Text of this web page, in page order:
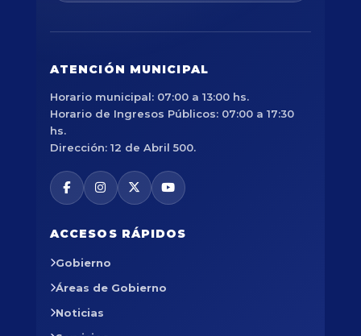
ATENCIÓN MUNICIPAL
Horario municipal: 07:00 a 13:00 hs.
Horario de Ingresos Públicos: 07:00 a 17:30
hs.
Dirección: 12 de Abril 500.
ACCESOS RÁPIDOS
Gobierno
Áreas de Gobierno
Noticias